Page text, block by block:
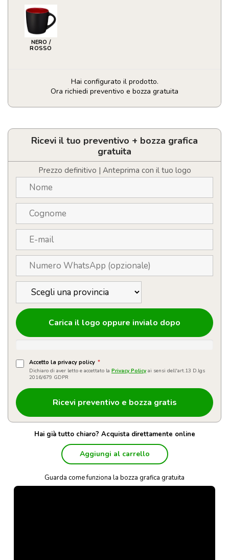
NERO /
ROSSO
Hai configurato il prodotto.
Ora richiedi preventivo e bozza gratuita
Tazza
personalizzata
colorato
quantità
Ricevi il tuo preventivo + bozza grafica
gratuita
Prezzo definitivo | Anteprima con il tuo logo
Carica il logo oppure invialo dopo
Accetto la privacy policy *
Dichiaro di aver letto e accettato la Privacy Policy ai sensi dell'art.13 D.lgs
2016/679 GDPR
Hai già tutto chiaro? Acquista direttamente online
Aggiungi al carrello
Guarda come funziona la bozza grafica gratuita